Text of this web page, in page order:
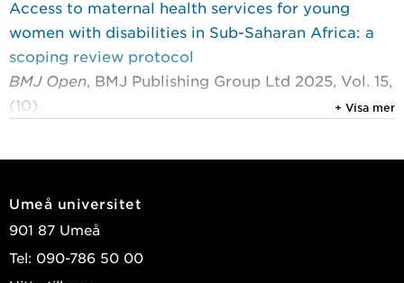
Access to maternal health services for young
women with disabilities in Sub-Saharan Africa: a
scoping review protocol
BMJ Open , BMJ Publishing Group Ltd 2025, Vol. 15,
(10)
+ Visa mer
Umeå universitet
901 87 Umeå
Tel: 090-786 50 00